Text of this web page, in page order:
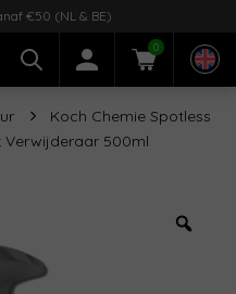
€50 (NL & BE)
0
Koch Chemie Spotless
Verwijderaar 500ml